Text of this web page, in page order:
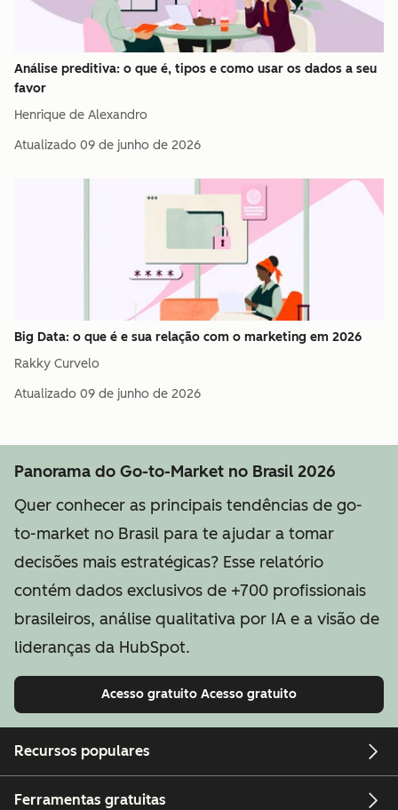
Análise preditiva: o que é, tipos e como usar os dados a seu
favor
Henrique de Alexandro
Atualizado 09 de junho de 2026
Big Data: o que é e sua relação com o marketing em 2026
Rakky Curvelo
Atualizado 09 de junho de 2026
Panorama do Go-to-Market no Brasil 2026
Quer conhecer as principais tendências de go-
to-market no Brasil para te ajudar a tomar
decisões mais estratégicas? Esse relatório
contém dados exclusivos de +700 profissionais
brasileiros, análise qualitativa por IA e a visão de
lideranças da HubSpot.
Acesso gratuito Acesso gratuito
Recursos populares
Ferramentas gratuitas